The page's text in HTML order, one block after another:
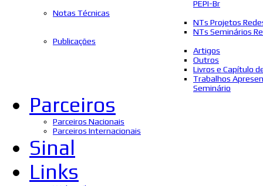
PEPI-Br
Notas Técnicas
NTs Projetos
NTs Seminários
Publicações
Artigos
Outros
Livros e Capítulo
Trabalhos
Seminário
Parceiros
Parceiros Nacionais
Parceiros Internacionais
Sinal
Links